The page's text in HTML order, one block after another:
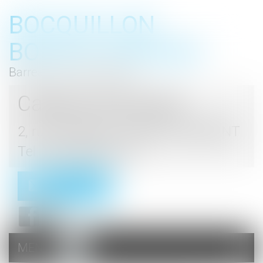
BOCQUILLON
BOESCH GROMEK
Barreau de Haute Marne
Cabinet d'avocats
2, rue du Palais - 52000 CHAUMONT
Tel : 03 25 03 05 62
MENU